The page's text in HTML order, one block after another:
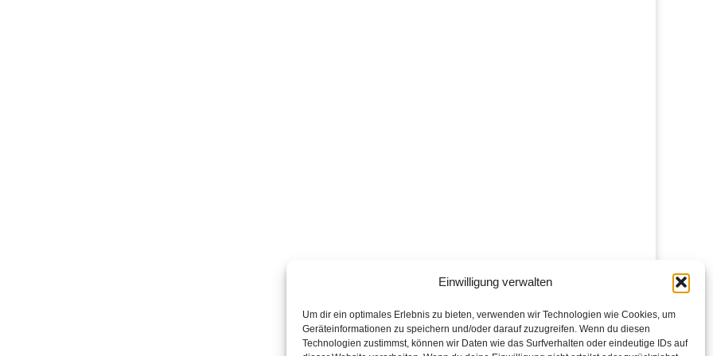
Einwilligung verwalten
Um dir ein optimales Erlebnis zu bieten, verwenden wir Technologien wie Cookies, um
Geräteinformationen zu speichern und/oder darauf zuzugreifen. Wenn du diesen
Technologien zustimmst, können wir Daten wie das Surfverhalten oder eindeutige IDs auf